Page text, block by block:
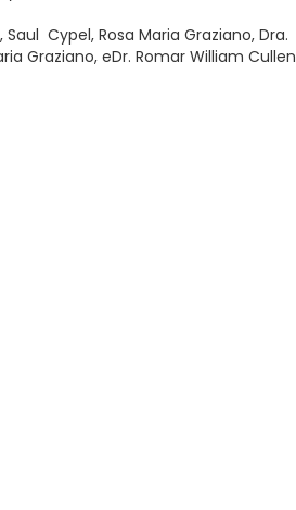
Cypel, Rosa Maria Graziano, Dra.
Graziano, eDr. Romar William Cullen